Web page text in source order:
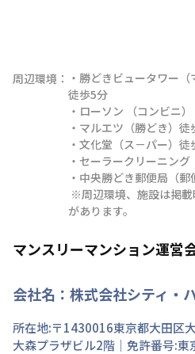
周辺環境： ・勝どきビュータワー（
徒歩5分
・ローソン （コンビニ
・マルエツ（勝どき）徒
・文化堂（ス－パー）徒
・セーラークリーニン
・中央勝どき郵便局（
があります。
マンスリーマンション運営
会社名： 株式会社シティ・
所在地:〒1430016東京都大田区
大森プラザビル2階 ｜免許番号:東